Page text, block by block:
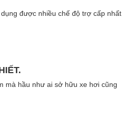
được nhiều chế độ trợ cấp nhất
mà hầu như ai sở hữu xe hơi cũng